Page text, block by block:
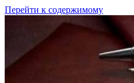
Перейти к содержимому